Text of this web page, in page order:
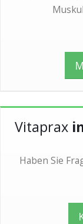
Vitaprax
Haben Sie